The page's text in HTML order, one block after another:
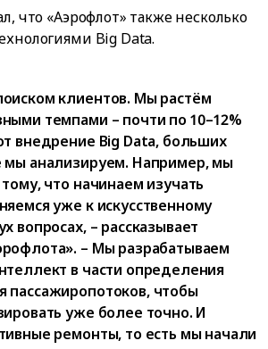
что «Аэрофлот» также несколько
Big Data.
клиентов. Мы растём
темпами – почти по 10–12%
внедрение Big Data, больших
мы анализируем. Например, мы
что начинаем изучать
уже к искусственному
вопросах, – рассказывает
– Мы разрабатываем
в части определения
пассажиропотоков, чтобы
уже более точно. И
ремонты, то есть мы начали